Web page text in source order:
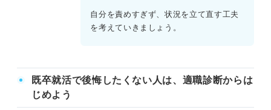
⑧副業を始め一つの仕事に依存しないよう
にする
➉休職を勧められた場合はアドバイスに従っ
自分を責めすぎず、状況を立て直す工夫
を考えていきましょう。
既卒就活で後悔したくない人は、適職診断からは
じめよう
⑦充分な休みが取れないほど忙しい
⑧待遇に不満があって意欲が湧かない